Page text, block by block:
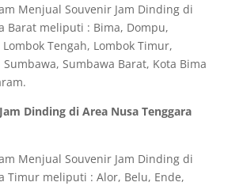
Menjual Souvenir Jam Dinding di
Barat meliputi : Bima, Dompu,
Tengah, Lombok Timur,
Sumbawa, Sumbawa Barat, Kota Bima
Dinding di Area Nusa Tenggara
Menjual Souvenir Jam Dinding di
Timur meliputi : Alor, Belu, Ende,